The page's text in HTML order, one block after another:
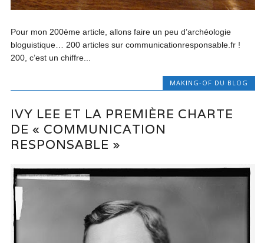
Pour mon 200ème article, allons faire un peu d’archéologie
bloguistique… 200 articles sur communicationresponsable.fr !
200, c’est un chiffre...
MAKING-OF DU BLOG
IVY LEE ET LA PREMIÈRE CHARTE
DE « COMMUNICATION
RESPONSABLE »